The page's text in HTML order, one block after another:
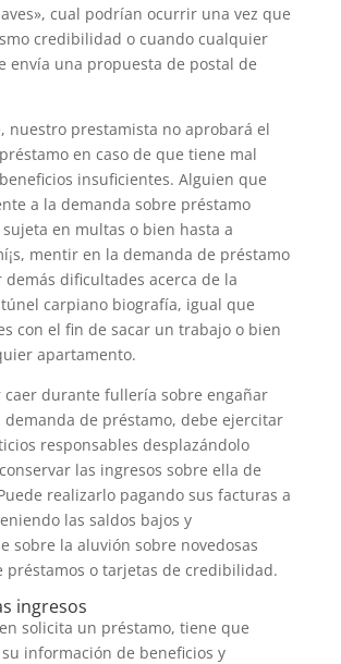
cual podrían ocurrir una vez que
credibilidad o cuando cualquier
envía una propuesta de postal de
nuestro prestamista no aprobará el
en caso de que tiene mal
insuficientes. Alguien que
a la demanda sobre préstamo
en multas o bien hasta a
mentir en la demanda de préstamo
demás dificultades acerca de la
carpiano biografía, igual que
con el fin de sacar un trabajo o bien
apartamento.
caer durante fullería sobre engañar
demanda de préstamo, debe ejercitar
responsables desplazándolo
las ingresos sobre ella de
realizarlo pagando sus facturas a
las saldos bajos y
sobre la aluvión sobre novedosas
préstamos o tarjetas de credibilidad.
ingresos
solicita un préstamo, tiene que
información de beneficios y